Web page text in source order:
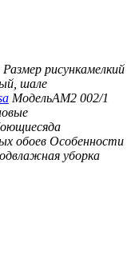
Размер рисункамелкий
шале
МодельAM2 002/1
да
обоев Особенности
влажная уборка